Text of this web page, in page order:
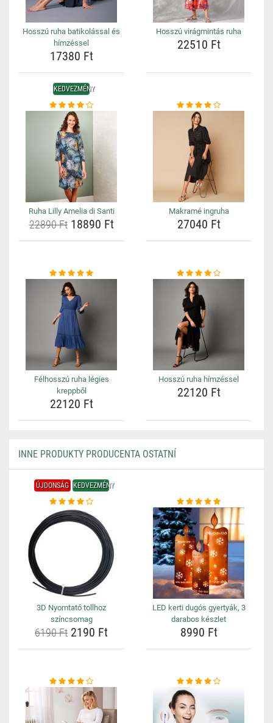
Hosszú ruha batikolással és
hímzéssel
17380 Ft
Hosszú virágmintás ruha
22510 Ft
KEDVEZMÉNY
Ruha Lilly Amelia di Santi
22890 Ft18890 Ft
Makramé ingruha
27040 Ft
Félhosszú ruha légies
kreppből
22120 Ft
Hosszú ruha hímzéssel
22120 Ft
INNE PRODUKTY PRODUCENTA OSTATNÍ
ÚJDONSÁG KEDVEZMÉNY
3D Nyomtató tollhoz
színcsomag
6190 Ft 2190 Ft
LED kerti dugós gyertyák, 3
darabos készlet
8990 Ft